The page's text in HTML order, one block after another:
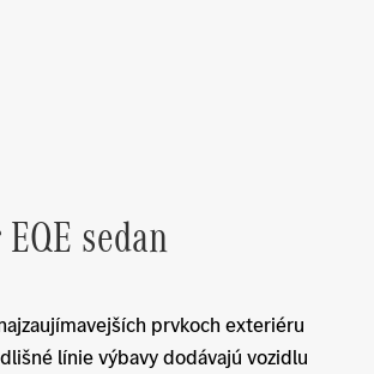
sedan
prvkoch exteriéru
línie výbavy dodávajú vozidlu